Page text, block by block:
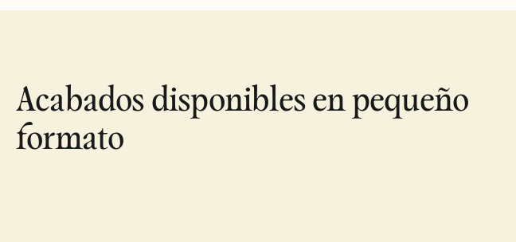
Acabados disponibles en pequeño
formato